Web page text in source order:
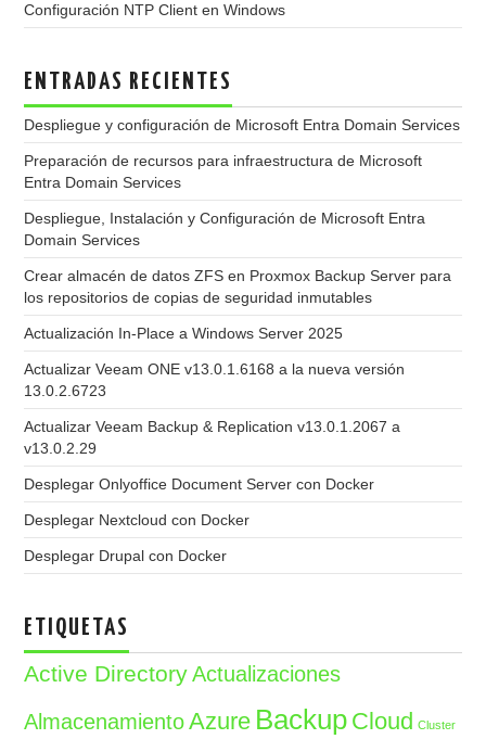
Configuración NTP Client en Windows
ENTRADAS RECIENTES
Despliegue y configuración de Microsoft Entra Domain Services
Preparación de recursos para infraestructura de Microsoft
Entra Domain Services
Despliegue, Instalación y Configuración de Microsoft Entra
Domain Services
Crear almacén de datos ZFS en Proxmox Backup Server para
los repositorios de copias de seguridad inmutables
Actualización In-Place a Windows Server 2025
Actualizar Veeam ONE v13.0.1.6168 a la nueva versión
13.0.2.6723
Actualizar Veeam Backup & Replication v13.0.1.2067 a
v13.0.2.29
Desplegar Onlyoffice Document Server con Docker
Desplegar Nextcloud con Docker
Desplegar Drupal con Docker
ETIQUETAS
Active Directory Actualizaciones
Almacenamiento Azure Backup Cloud Cluster